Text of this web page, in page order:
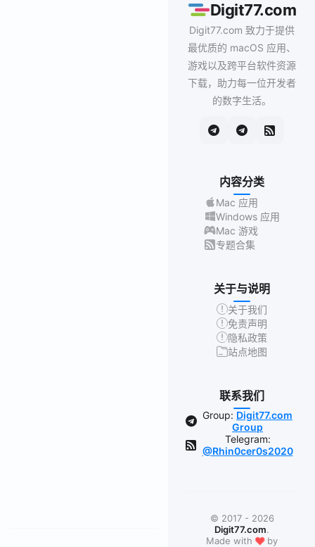
Digit77.com
Digit77.com 致力于提供
最优质的 macOS 应用、
游戏以及跨平台软件资源
下载，助力每一位开发者
的数字生活。
内容分类
Mac 应用
Windows 应用
Mac 游戏
专题合集
关于与说明
关于我们
免责声明
隐私政策
站点地图
联系我们
Group: Digit77.com
Group
Telegram:
@Rhin0cer0s2020
© 2017 - 2026
Digit77.com.
Made with ❤by